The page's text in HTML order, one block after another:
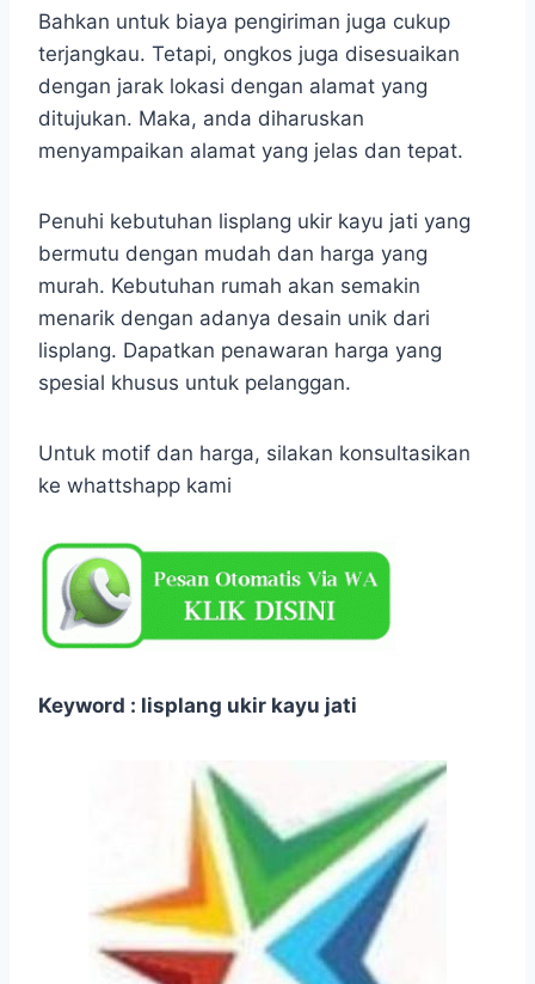
Bahkan untuk biaya pengiriman juga cukup
terjangkau. Tetapi, ongkos juga disesuaikan
dengan jarak lokasi dengan alamat yang
ditujukan. Maka, anda diharuskan
menyampaikan alamat yang jelas dan tepat.
Penuhi kebutuhan lisplang ukir kayu jati yang
bermutu dengan mudah dan harga yang
murah. Kebutuhan rumah akan semakin
menarik dengan adanya desain unik dari
lisplang. Dapatkan penawaran harga yang
spesial khusus untuk pelanggan.
Untuk motif dan harga, silakan konsultasikan
ke whattshapp kami
Keyword : lisplang ukir kayu jati